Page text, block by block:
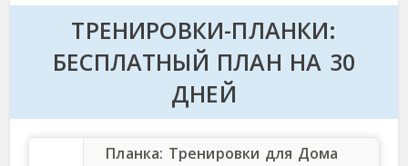
ТРЕНИРОВКИ-ПЛАНКИ:
БЕСПЛАТНЫЙ ПЛАН НА 30
ДНЕЙ
Планка: Тренировки для Дома